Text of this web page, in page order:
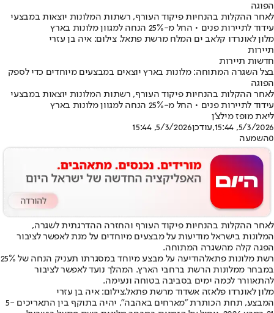
הפוגה
לאחר ההקלות בהנחיות פיקוד העורף, רשתות המלונות יוצאות במבצעי
עידוד לתיירות פנים • החל מ-25% הנחה למגוון מלונות בארץ
מלון לאונרדו קלאב ים המלח מרשת פתאל. צילום: איה בן עזרי
תיירות
חדשות תיירות
בצל השגרה המתוחה: מלונות בארץ יוצאים במבצעים מיוחדים כדי לספק
הפוגה
לאחר ההקלות בהנחיות פיקוד העורף, רשתות המלונות יוצאות במבצעי
עידוד לתיירות פנים • החל מ-25% הנחה למגוון מלונות בארץ
ליאת מופז מילצ'ן
5/3/2026, 15:44
,עודכן5/3/2026, 15:44
0השמעה
לאחר ההקלות בהנחיות פיקוד העורף והחזרה ההדרגתית לשגרה,
המלונות בישראל מודיעות על מבצעים מיוחדים על מנת לאפשר לציבור
הפגה קלה מהשגרה המתוחה.
רשת מלונות פתאל
הודיעה על מבצע מיוחד במסגרתו תעניק הנחה של 25%
במבחר ממלונות הרשת ברחבי הארץ. המהלך נועד לאפשר לציבור
להתאוורר לכמה ימים בסביבה בטוחה ונעימה.
מלון לאונרדו פלאזה אשדוד מרשת פתאל,צילום: איה בן עזרי
המבצע, תחת הכותרת "מארחים באהבה", יהיה בתוקף בין התאריכים 5-